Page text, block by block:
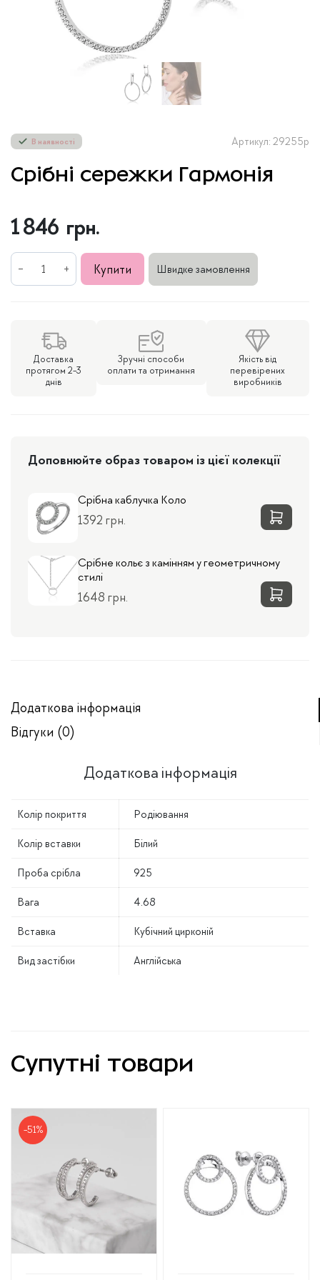
В наявності Артикул: 29255р
Срібні сережки Гармонія
1 846 грн.
Срібні
Купити Швидке замовлення
Доставка
протягом 2-3
днів
Зручні способи
оплати та отримання
Якість від
перевірених
виробників
Доповнюйте образ товаром із цієї колекції
Срібна каблучка Коло
1392 грн.
Срібне кольє з камінням у геометричному
стилі
1648 грн.
Додаткова інформація
Відгуки (0)
Додаткова інформація
Колір покриття Родіювання
Колір вставки Білий
Проба срібла 925
Вага 4.68
Вставка Кубічний цирконій
Вид застібки Англійська
Супутні товари
-51%